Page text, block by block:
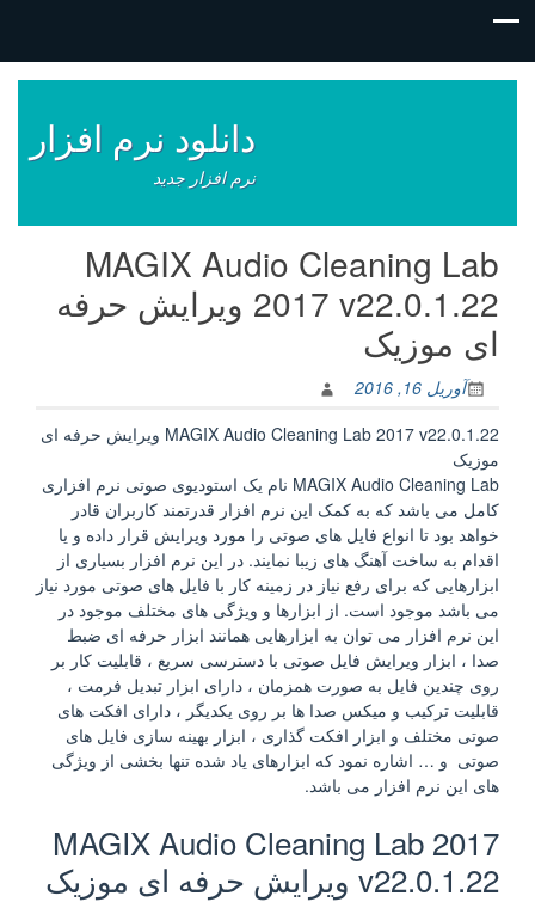
نوشته‌ها
دانلود نرم افزار
نرم افزار جدید
MAGIX Audio Cleaning Lab
2017 v22.0.1.22 ویرایش حرفه
ای موزیک
آوریل 16, 2016
MAGIX Audio Cleaning Lab 2017 v22.0.1.22 ویرایش حرفه ای
موزیک
MAGIX Audio Cleaning Lab نام یک استودیوی صوتی نرم افزاری
کامل می باشد که به کمک این نرم افزار قدرتمند کاربران قادر
خواهد بود تا انواع فایل های صوتی را مورد ویرایش قرار داده و یا
اقدام به ساخت آهنگ های زیبا نمایند. در این نرم افزار بسیاری از
ابزارهایی که برای رفع نیاز در زمینه کار با فایل های صوتی مورد نیاز
می باشد موجود است. از ابزارها و ویژگی های مختلف موجود در
این نرم افزار می توان به ابزارهایی همانند ابزار حرفه ای ضبط
صدا ، ابزار ویرایش فایل صوتی با دسترسی سریع ، قابلیت کار بر
روی چندین فایل به صورت همزمان ، دارای ابزار تبدیل فرمت ،
قابلیت ترکیب و میکس صدا ها بر روی یکدیگر ، دارای افکت های
صوتی مختلف و ابزار افکت گذاری ، ابزار بهینه سازی فایل های
صوتی و … اشاره نمود که ابزارهای یاد شده تنها بخشی از ویژگی
های این نرم افزار می باشد.
MAGIX Audio Cleaning Lab 2017
v22.0.1.22 ویرایش حرفه ای موزیک